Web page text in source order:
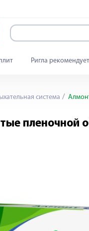
Ригла рекомендует
система
пленочной